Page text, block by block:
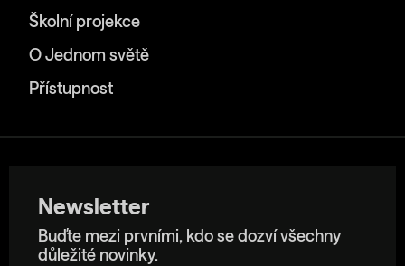
Školní projekce
O Jednom světě
Přístupnost
Newsletter
Buďte mezi prvními, kdo se dozví všechny
důležité novinky.